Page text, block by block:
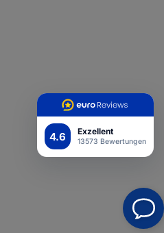
4.6 Exzellent
13573 Bewertungen